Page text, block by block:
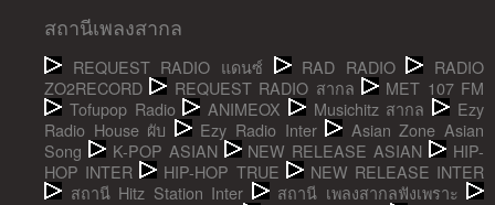
สถานีเพลงสากล
REQUEST RADIO แดนซ์ RAD RADIO
RADIO
ZO2RECORD
REQUEST RADIO สากล
MET 107 FM
Tofupop Radio
ANIMEOX Musichitz สากล
Ezy
Radio House ผับ
Ezy Radio Inter
Asian Zone Asian
Song
K-POP ASIAN NEW RELEASE ASIAN
HIP-
HOP INTER
HIP-HOP TRUE
NEW RELEASE INTER
สถานี Hitz Station Inter
สถานี เพลงสากลฟังเพราะ